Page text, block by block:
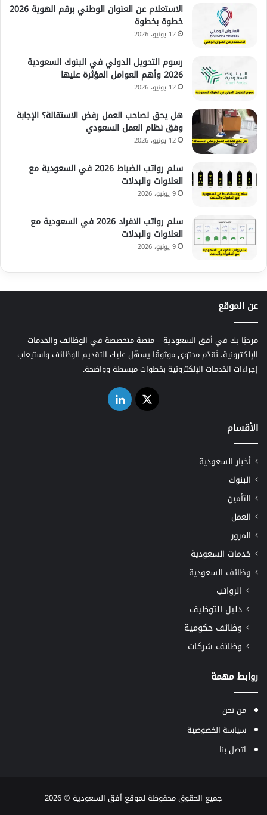
الاستعلام عن العنوان الوطني برقم الهوية 2026
خطوة بخطوة
12 يونيو، 2026
رسوم التحويل الدولي في البنوك السعودية
2026 وأهم العوامل المؤثرة عليها
12 يونيو، 2026
هل يحق لصاحب العمل رفض الاستقالة؟ الإجابة
وفق نظام العمل السعودي
12 يونيو، 2026
سلم رواتب الضباط 2026 في السعودية مع
العلاوات والبدلات
9 يونيو، 2026
سلم رواتب الافراد 2026 في السعودية مع
العلاوات والبدلات
9 يونيو، 2026
عن الموقع
مرحبًا بك في أفق السعودية – منصة متخصصة في الوظائف والخدمات
الإلكترونية، نُقدّم محتوى موثوقًا يسهّل عليك التقديم للوظائف واستيعاب
إجراءات الخدمات الإلكترونية بخطوات مبسطة وواضحة.
‫X لينكدإن
الأقسام
أخبار السعودية
البنوك
التأمين
العمل
المرور
خدمات السعودية
وظائف السعودية
الرواتب
دليل التوظيف
وظائف حكومية
وظائف شركات
روابط مهمة
من نحن
سياسة الخصوصية
اتصل بنا
جميع الحقوق محفوظة لموقع أفق السعودية © 2026